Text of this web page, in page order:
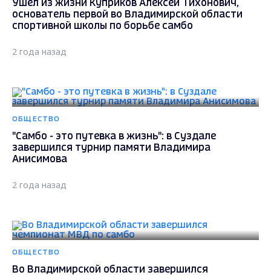
Ушёл из жизни Куприков Алексей Тихонович,
основатель первой во Владимирской области
спортивной школы по борьбе самбо
2 года назад
ОБЩЕСТВО
"Самбо - это путевка в жизнь": в Суздале
завершился турнир памяти Владимира
Анисимова
2 года назад
ОБЩЕСТВО
Во Владимирской области завершился